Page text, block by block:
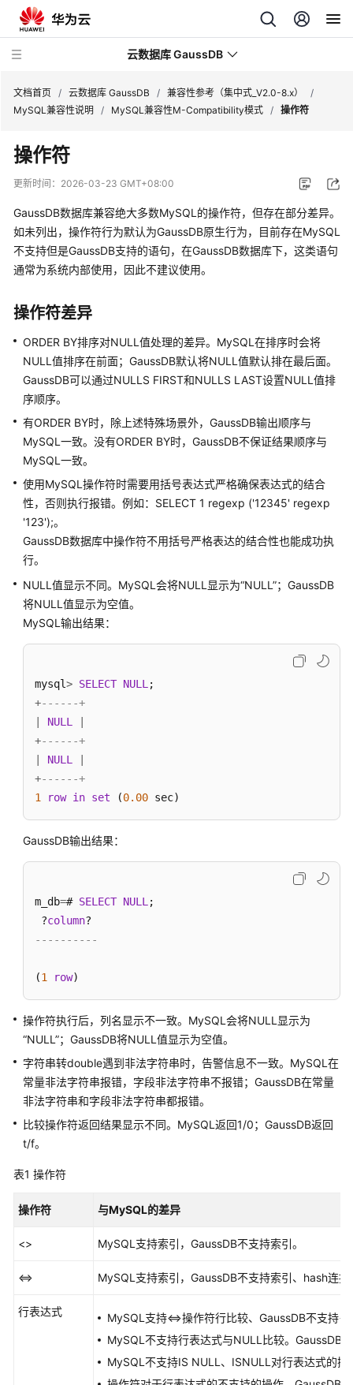
云数据库 GaussDB
最
新
动
服
务
公
产
品
介
计
费
说
明
快
速
入
门
用
户
指
发
指
优
指
参
考
最
实
白
皮
书
API
考
SDK
考
代
示
文档首页 / 云数据库 GaussDB / 兼容性参考（集中式_V2.0-8.x）
/
MySQL兼容性说明
/ MySQL兼容性M-Compatibility模式 / 操作符
操作符
更新时间： 2026-03-23 GMT+08:00
GaussDB数据库兼容绝大多数MySQL的操作符，但存在部分差异。
如未列出，操作符行为默认为GaussDB原生行为，目前存在MySQL
不支持但是GaussDB支持的语句，在GaussDB数据库下，这类语句
通常为系统内部使用，因此不建议使用。
操作符差异
ORDER BY排序对NULL值处理的差异。MySQL在排序时会将
NULL值排序在前面；GaussDB默认将NULL值默认排在最后面。
GaussDB可以通过NULLS FIRST和NULLS LAST设置NULL值排
序顺序。
有ORDER BY时，除上述特殊场景外，GaussDB输出顺序与
MySQL一致。没有ORDER BY时，GaussDB不保证结果顺序与
MySQL一致。
使用MySQL操作符时需要用括号表达式严格确保表达式的结合
性，否则执行报错。例如：SELECT 1 regexp ('12345' regexp
'123');。
GaussDB数据库中操作符不用括号严格表达的结合性也能成功执
行。
NULL值显示不同。MySQL会将NULL显示为“NULL”；GaussDB
将NULL值显示为空值。
MySQL输出结果：
mysql> SELECT NULL
+------+
NULL
+------+
NULL
+------+
1
row in set (0.00 sec)
GaussDB输出结果：
m_db=# SELECT NULL ;
?column
----------
(1 row)
操作符执行后，列名显示不一致。MySQL会将NULL显示为
“NULL”；GaussDB将NULL值显示为空值。
字符串转double遇到非法字符串时，告警信息不一致。MySQL在
常量非法字符串报错，字段非法字符串不报错；GaussDB在常量
非法字符串和字段非法字符串都报错。
比较操作符返回结果显示不同。MySQL返回1/0；GaussDB返回
t/f。
表1 操作符
操作符 与MySQL的差异
<> MySQL支持索引，GaussDB不支持索引。
<=> MySQL支持索引，GaussDB不支持索引、hash连
行表达式
MySQL支持<=>操作符行比较、GaussDB不支持
MySQL不支持行表达式与NULL比较。GaussDB
MySQL不支持IS NULL、ISNULL对行表达式的操